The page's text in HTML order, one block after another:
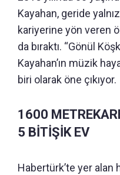
Kayahan, geride
kariyerine yön veren
da bıraktı. “Gönül
Kayahan’ın müzik
biri olarak öne çıkıyor.
1600
5 BİTİŞİK EV
Habertürk’te yer alan